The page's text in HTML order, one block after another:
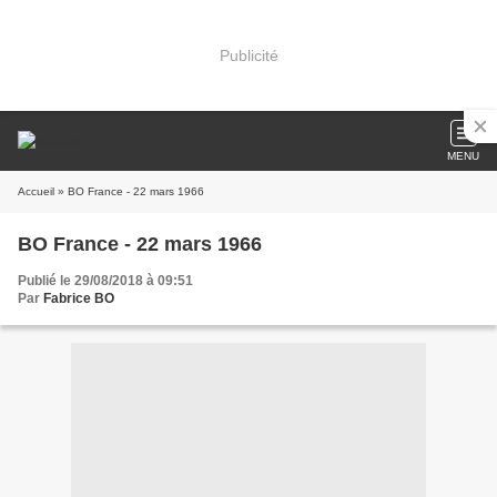
Publicité
MENU
Accueil » BO France - 22 mars 1966
BO France - 22 mars 1966
Publié le 29/08/2018 à 09:51
Par Fabrice BO